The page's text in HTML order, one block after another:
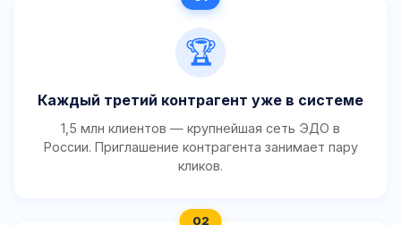
🏆
Каждый третий контрагент уже в системе
1,5 млн клиентов — крупнейшая сеть ЭДО в
России. Приглашение контрагента занимает пару
кликов.